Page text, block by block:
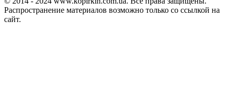
Распространение материалов возможно только со ссылкой на
сайт.